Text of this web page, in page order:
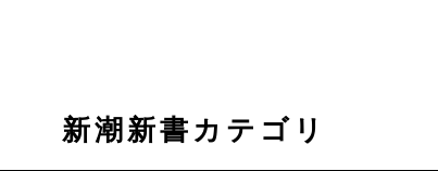
新潮新書カテゴリ